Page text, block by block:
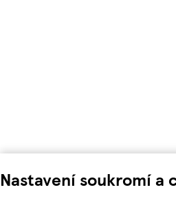
Nastavení soukromí a